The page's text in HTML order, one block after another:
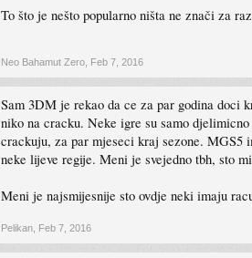
To što je nešto popularno ništa ne znači za
Neo Bahamut Zero Feb 7, 2016
Sam 3DM je rekao da ce za par godina doci
niko na cracku. Neke igre su samo
crackuju, za par mjeseci kraj sezone. MGS5
neke lijeve regije. Meni je svejedno tbh, sto
Meni je najsmijesnije sto ovdje neki imaju
Pelikan Feb 7, 2016